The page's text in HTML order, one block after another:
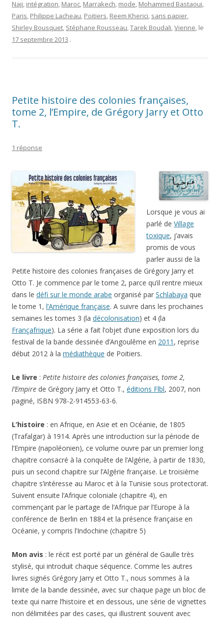
Naji, intégration, Maroc, Marrakech, mode, Mohammed Bastaoui,
Paris, Philippe Lacheau, Poitiers, Reem Kherici, sans papier,
Shirley Bousquet, Stéphane Rousseau,Tarek Boudali,Vienne, le
17 septembre 2013 .
Petite histoire des colonies françaises,
tome 2, l’Empire, de Grégory Jarry et Otto
T.
1 réponse
Lorsque je vous ai
parlé de Village
toxique, j’avais
promis de vous
parler aussi de la
Petite histoire des colonies françaises de Grégory Jarry et
Otto T. Je commence par le tome 2, parce qu’il rentre mieux
dans le défi sur le monde arabe organisé par Schlabaya que
le tome 1, l’Amérique française. A suivre dans les prochaines
semaines les tomes 3 (la décolonisation) et 4 (la
Françafrique). La série a fait l’objet d’une exposition lors du
festival de la bande dessinée d’Angoulême en 2011 , reprise
début 2012 à la médiathèque de Poitiers.
Le livre : Petite histoire des colonies françaises, tome 2,
l’Empire de Grégory Jarry et Otto T., éditions Flbl, 2007, non
paginé, ISBN 978-2-914553-63-6.
L’histoire : en Afrique, en Asie et en Océanie, de 1805
(Trafalgar) à 1914. Après une introduction sur la période de
l’Empire (napoléonien), ce volume ouvre par un premier long
chapitre consacré à la conquête de l’Algérie, à partir de 1830,
puis un second chapitre sur l’Algérie française. Le troisième
chapitre s’intéresse au Maroc et à la Tunisie sous protectorat.
Suivent ensuite l’Afrique coloniale (chapitre 4), en
commençant par le partage de l’Afrique par l’Europe à la
conférence de Berlin en 1884 et la présence française en
Océanie, y compris l’Indochine (chapitre 5)
Mon avis : le récit est porté par un général de Gaulle très
stylisé, qui introduit chaque séquence. Comme les autres
livres signés Grégory Jarry et Otto T., nous sommes à la
limite de la bande dessinée, avec sur chaque page un bloc de
texte qui narre l’histoire et en dessous, une série de vignettes
non délimitées par des cases, qui illustrent souvent avec